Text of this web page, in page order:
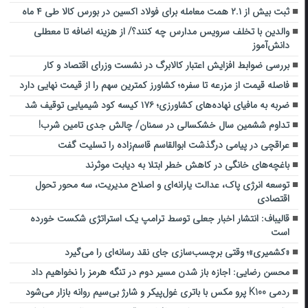
ثبت بیش از ۲.۱ همت معامله برای فولاد اکسین در بورس کالا طی ۴ ماه
والدین با تخلف سرویس مدارس چه کنند؟/ از هزینه اضافه تا معطلی
دانش‌آموز
بررسی ضوابط افزایش اعتبار کالابرگ در نشست وزرای اقتصاد و کار
فاصله قیمت از مزرعه تا سفره؛ کشاورز کمترین سهم را از قیمت نهایی دارد
ضربه ‌به مافیای نهاده‌های کشاورزی؛ ۱۷۶ کیسه کود شیمیایی توقیف شد
تداوم ششمین سال خشکسالی در سمنان/ چالش‌ جدی‌ تامین شرب!
عراقچی در پیامی درگذشت ابوالقاسم قاسم‌زاده را تسلیت گفت
باغچه‌های خانگی در کاهش خطر ابتلا به دیابت موثرند
توسعه انرژی پاک، عدالت یارانه‌ای و اصلاح مدیریت، سه محور تحول
اقتصادی
قالیباف: انتشار اخبار جعلی توسط ترامپ یک استراتژی شکست خورده
است
«کشمیری»؛ وقتی برچسب‌سازی جای نقد رسانه‌ای را می‌گیرد
محسن رضایی: اجازه باز شدن مسیر دوم در تنگه هرمز را نخواهیم داد
ردمی K100 پرو مکس با باتری غول‌پیکر و شارژ بی‌سیم روانه بازار می‌شود